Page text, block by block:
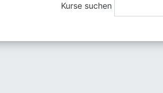
Kurse suchen